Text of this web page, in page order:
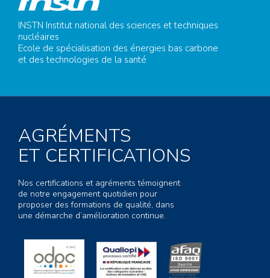
INSTN Institut national des sciences et techniques
nucléaires
Ecole de spécialisation des énergies bas carbone
et des technologies de la santé
AGRÉMENTS
ET CERTIFICATIONS
Nos certifications et agréments témoignent
de notre engagement quotidien pour
proposer des formations de qualité, dans
une démarche d’amélioration continue.